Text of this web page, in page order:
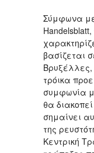
Σύμφωνα
βασίζεται
Βρυξέλλες,
τρόικα
συμφωνία
θα
σημαίνει
της
Κεντρική